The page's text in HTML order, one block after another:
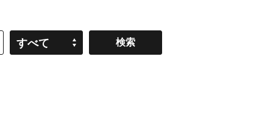
すべて